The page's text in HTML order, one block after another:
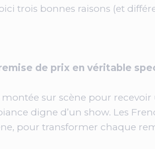
trois bonnes raisons (et
de prix en véritable
sur scène pour
digne d’un show. Les
pour transformer chaque